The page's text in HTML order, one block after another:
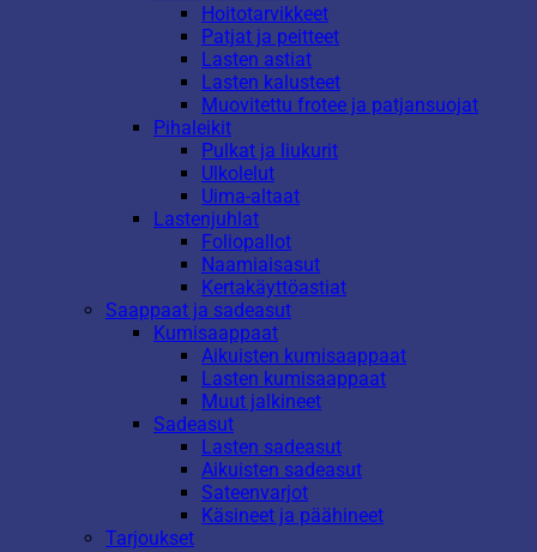
Hoitotarvikkeet
Patjat ja peitteet
Lasten astiat
Lasten kalusteet
Muovitettu frotee ja patjansuojat
Pihaleikit
Pulkat ja liukurit
Ulkolelut
Uima-altaat
Lastenjuhlat
Foliopallot
Naamiaisasut
Kertakäyttöastiat
Saappaat ja sadeasut
Kumisaappaat
Aikuisten kumisaappaat
Lasten kumisaappaat
Muut jalkineet
Sadeasut
Lasten sadeasut
Aikuisten sadeasut
Sateenvarjot
Käsineet ja päähineet
Tarjoukset